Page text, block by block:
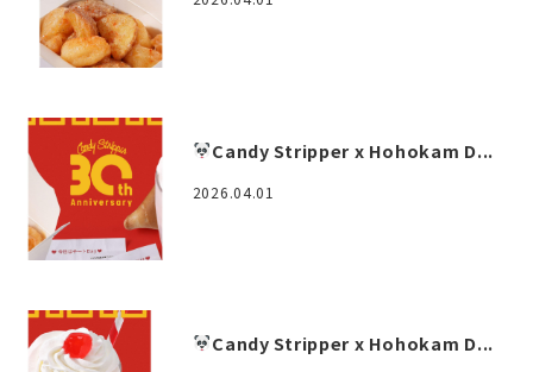
Candy Stripper x Hohokam D...
2026.04.01
Candy Stripper x Hohokam D...